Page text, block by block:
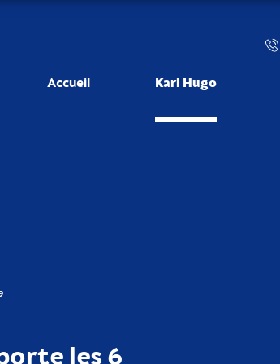
de contact
Accueil Karl Hugo
les 6